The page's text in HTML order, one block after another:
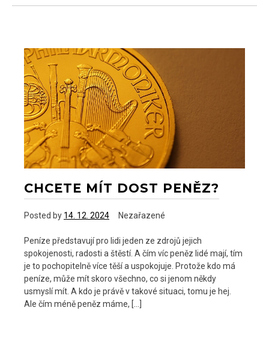
erotika
vozem
BMW
325i
Cabrio
CHCETE MÍT DOST PENĚZ?
Posted by 14. 12. 2024 Nezařazené
Peníze představují pro lidi jeden ze zdrojů jejich
spokojenosti, radosti a štěstí. A čím víc peněz lidé mají, tím
je to pochopitelně více těší a uspokojuje. Protože kdo má
peníze, může mít skoro všechno, co si jenom někdy
usmyslí mít. A kdo je právě v takové situaci, tomu je hej.
Ale čím méně peněz máme, […]